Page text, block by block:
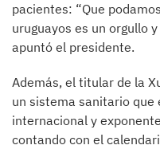
pacientes: “Que
uruguayos es un orgullo
apuntó el presidente.
Además, el titular de la
un sistema sanitario que
internacional y
contando con el